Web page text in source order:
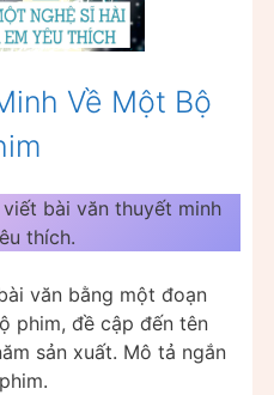
Về Một Bộ
bài văn thuyết minh
thích.
văn bằng một đoạn
phim, đề cập đến tên
sản xuất. Mô tả ngắn